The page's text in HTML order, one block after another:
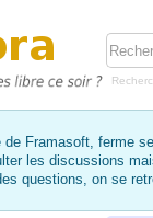
Framasoft, ferme
les discussions
questions, on se